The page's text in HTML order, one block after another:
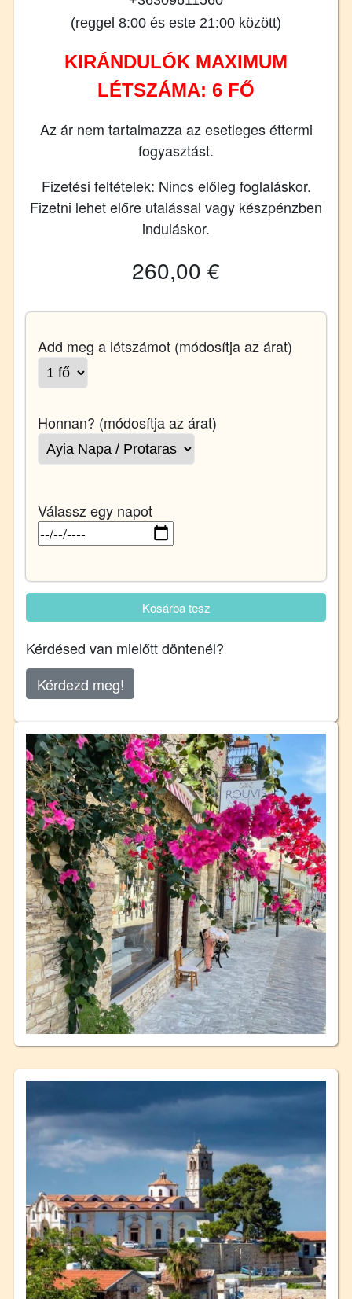
(reggel 8:00 és este 21:00 között)
KIRÁNDULÓK MAXIMUM
LÉTSZÁMA: 6 FŐ
Az ár nem tartalmazza az esetleges éttermi
fogyasztást.
Fizetési feltételek: Nincs előleg foglaláskor.
Fizetni lehet előre utalással vagy készpénzben
induláskor.
260,00 €
Add meg a létszámot (módosítja az árat)
Honnan? (módosítja az árat)
Válassz egy napot
Kosárba tesz
Kérdésed van mielőtt döntenél?
Kérdezd meg!